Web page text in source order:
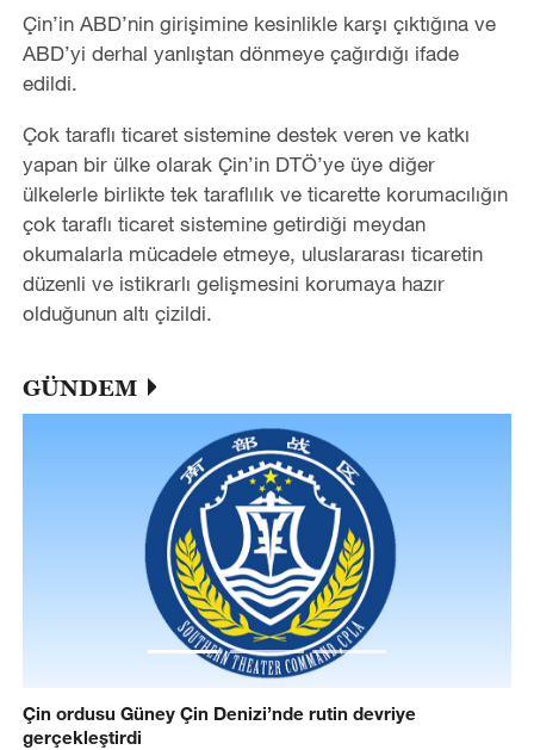
Çin’in ABD’nin girişimine kesinlikle karşı çıktığına ve
ABD’yi derhal yanlıştan dönmeye çağırdığı ifade
edildi.
Çok taraflı ticaret sistemine destek veren ve katkı
yapan bir ülke olarak Çin’in DTÖ’ye üye diğer
ülkelerle birlikte tek taraflılık ve ticarette korumacılığın
çok taraflı ticaret sistemine getirdiği meydan
okumalarla mücadele etmeye, uluslararası ticaretin
düzenli ve istikrarlı gelişmesini korumaya hazır
olduğunun altı çizildi.
GÜNDEM
Çin ordusu Güney Çin Denizi’nde rutin devriye
gerçekleştirdi